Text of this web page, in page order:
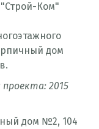
Ком"
дом
проекта: 2015
дом №2, 104